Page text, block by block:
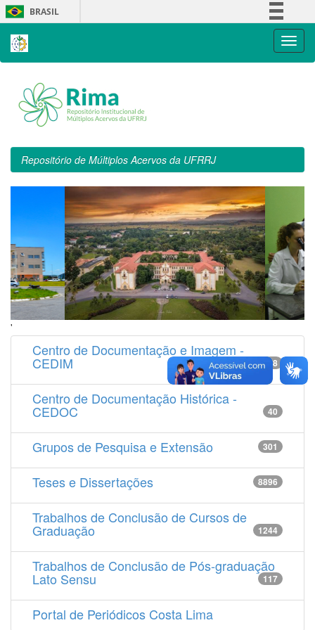
Skip
navigation
BRASIL
Repositório de Múltiplos Acervos da UFRRJ
'
Centro de Documentação e Imagem -
CEDIM 14538
Centro de Documentação Histórica -
CEDOC 40
Grupos de Pesquisa e Extensão 301
Teses e Dissertações 8896
Trabalhos de Conclusão de Cursos de
Graduação 1244
Trabalhos de Conclusão de Pós-graduação
Lato Sensu 117
Portal de Periódicos Costa Lima